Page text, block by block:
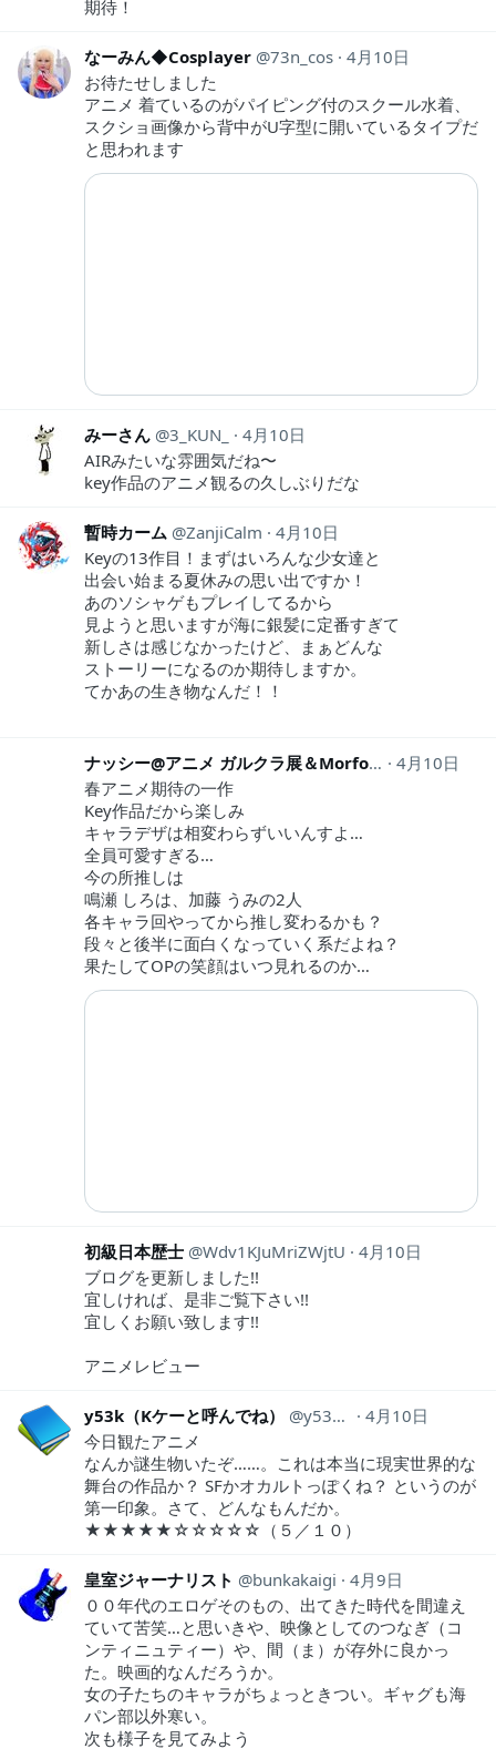
期待！
なーみん◆Cosplayer 73n_cos 4月10日
お待たせしました
アニメ 着ているのがパイピング付のスクール水着、
スクショ画像から背中がU字型に開いているタイプだ
と思われます‍
みーさん 3_KUN_
4月10日
AIRみたいな雰囲気だね〜
key作品のアニメ観るの久しぶりだな
暫時カーム ZanjiCalm
4月10日
Keyの13作目！まずはいろんな少女達と
出会い始まる夏休みの思い出ですか！
あのソシャゲもプレイしてるから
見ようと思いますが海に銀髪に定番すぎて
新しさは感じなかったけど、まぁどんな
ストーリーになるのか期待しますか。
てかあの生き物なんだ！！
ナッシー@アニメ ガルクラ展＆Morfonica
4月10日
春アニメ期待の一作
Key作品だから楽しみ
キャラデザは相変わらずいいんすよ…
全員可愛すぎる…
今の所推しは
鳴瀬 しろは、加藤 うみの2人
各キャラ回やってから推し変わるかも？
段々と後半に面白くなっていく系だよね？
果たしてOPの笑顔はいつ見れるのか…
初級日本歴士 Wdv1KJuMriZWjtU
4月10日
ブログを更新しました!!
宜しければ、是非ご覧下さい!!
宜しくお願い致します!!
アニメレビュー
y53k（Kケーと呼んでね） y53k_tw
4月10日
今日観たアニメ
なんか謎生物いたぞ……。これは本当に現実世界的な
舞台の作品か？ SFかオカルトっぽくね？ というのが
第一印象。さて、どんなもんだか。
★★★★★☆☆☆☆☆（５／１０）
皇室ジャーナリスト bunkakaigi
4月9日
００年代のエロゲそのもの、出てきた時代を間違え
ていて苦笑…と思いきや、映像としてのつなぎ（コ
ンティニュティー）や、間（ま）が存外に良かっ
た。映画的なんだろうか。
女の子たちのキャラがちょっときつい。ギャグも海
パン部以外寒い。
次も様子を見てみよう